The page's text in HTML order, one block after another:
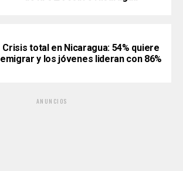
Crisis total en Nicaragua: 54% quiere
emigrar y los jóvenes lideran con 86%
ANUNCIOS